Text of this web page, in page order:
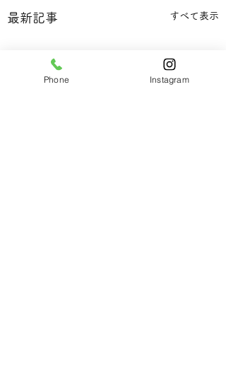
最新記事 すべて表示
Phone Instagram